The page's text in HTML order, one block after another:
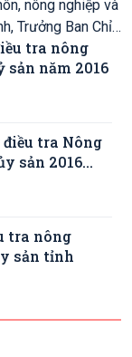
nông nghiệp và
Trưởng Ban Chỉ
Hội nghị..
tra nông
năm 2016
tra Nông
sản 2016
hải miền
tra nông
sản tỉnh